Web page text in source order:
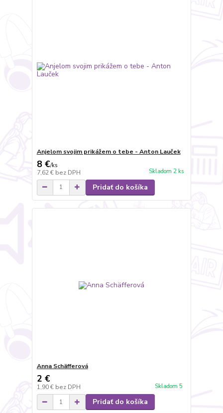
Anjelom svojim prikážem o tebe - Anton Lauček
8 €/ks
7,62 € bez DPH Skladom 2 ks
Pridať do košíka
Anna Schäfferová
2 €
1,90 € bez DPH Skladom 5
Pridať do košíka